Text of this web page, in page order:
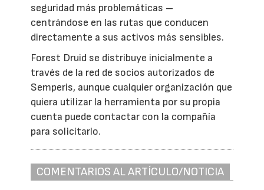
seguridad más problemáticas –
centrándose en las rutas que conducen
directamente a sus activos más sensibles.
Forest Druid se distribuye inicialmente a
través de la red de socios autorizados de
Semperis, aunque cualquier organización que
quiera utilizar la herramienta por su propia
cuenta puede contactar con la compañía
para solicitarlo.
COMENTARIOS AL ARTÍCULO/NOTICIA